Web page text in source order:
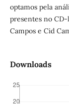
optamos pela
presentes no
Campos e Cid
Downloads